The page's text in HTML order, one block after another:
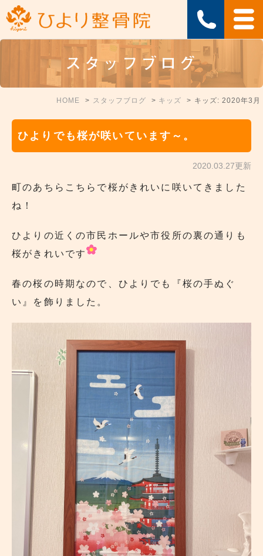
スタッフブログ
HOME スタッフブログ キッズ キッズ: 2020年3月
ひよりでも桜が咲いています～。
2020.03.27更新
町のあちらこちらで桜がきれいに咲いてきました
ね！
ひよりの近くの市民ホールや市役所の裏の通りも
桜がきれいです
春の桜の時期なので、ひよりでも『桜の手ぬぐ
い』を飾りました。